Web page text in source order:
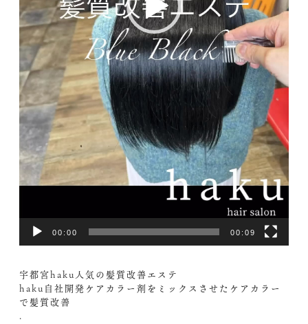
00:00 00:09
宇都宮haku人気の髪質改善エステ
haku自社開発ケアカラー剤をミックスさせたケアカラー
で髪質改善
.